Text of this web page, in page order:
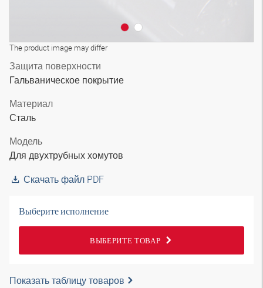
The product image may differ
Защита поверхности
Гальваническое покрытие
Материал
Сталь
Модель
Для двухтрубных хомутов
Скачать файл PDF
Выберите исполнение
ВЫБЕРИТЕ ТОВАР
Показать таблицу товаров